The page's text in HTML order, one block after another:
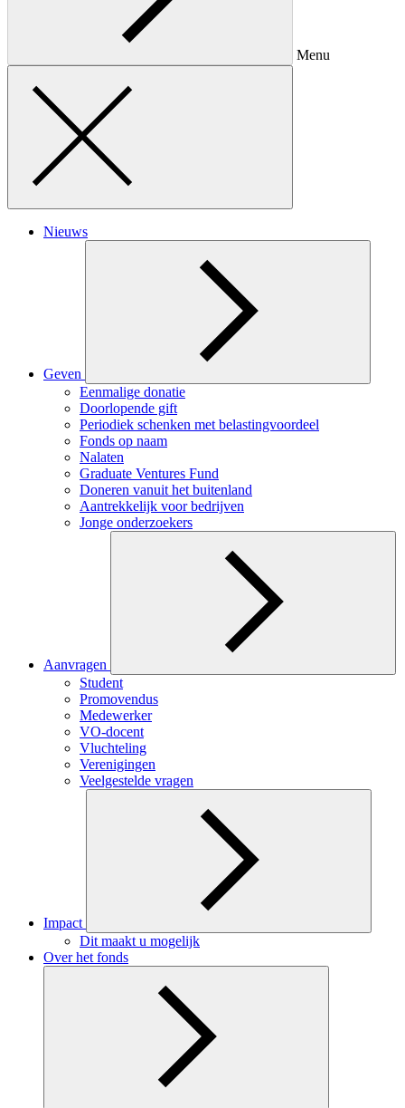
Menu
Nieuws
Geven
Eenmalige donatie
Doorlopende gift
Periodiek schenken met belastingvoordeel
Fonds op naam
Nalaten
Graduate Ventures Fund
Doneren vanuit het buitenland
Aantrekkelijk voor bedrijven
Jonge onderzoekers
Aanvragen
Student
Promovendus
Medewerker
VO-docent
Vluchteling
Verenigingen
Veelgestelde vragen
Impact
Dit maakt u mogelijk
Over het fonds